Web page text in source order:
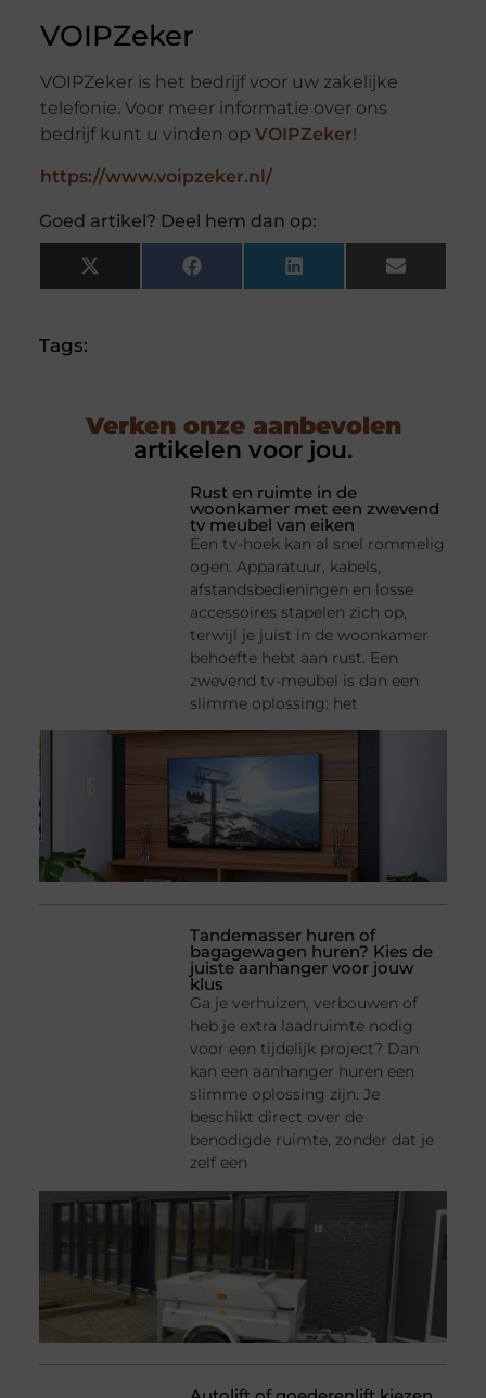
VOIPZeker
VOIPZeker is het bedrijf voor uw zakelijke
telefonie. Voor meer informatie over ons
bedrijf kunt u vinden op VOIPZeker!
https://www.voipzeker.nl/
Goed artikel? Deel hem dan op:
X
(Twitter)
Facebook LinkedIn Email
Tags:
Verken onze aanbevolen
artikelen voor jou.
Rust en ruimte in de
woonkamer met een zwevend
tv meubel van eiken
Een tv-hoek kan al snel rommelig
ogen. Apparatuur, kabels,
afstandsbedieningen en losse
accessoires stapelen zich op,
terwijl je juist in de woonkamer
behoefte hebt aan rust. Een
zwevend tv-meubel is dan een
slimme oplossing: het
Tandemasser huren of
bagagewagen huren? Kies de
juiste aanhanger voor jouw
klus
Ga je verhuizen, verbouwen of
heb je extra laadruimte nodig
voor een tijdelijk project? Dan
kan een aanhanger huren een
slimme oplossing zijn. Je
beschikt direct over de
benodigde ruimte, zonder dat je
zelf een